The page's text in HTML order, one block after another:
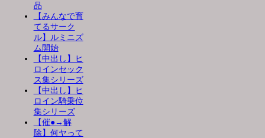
品
【みんなで育
てるサーク
ル】ルミニズ
ム開始
【中出し】ヒ
ロインセック
ス集シリーズ
【中出し】ヒ
ロイン騎乗位
集シリーズ
【催●→解
除】何ヤって